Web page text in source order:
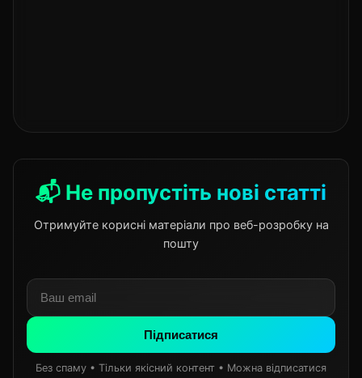
📬 Не пропустіть нові статті
Отримуйте корисні матеріали про веб-розробку на
пошту
Підписатися
Без спаму • Тільки якісний контент • Можна відписатися